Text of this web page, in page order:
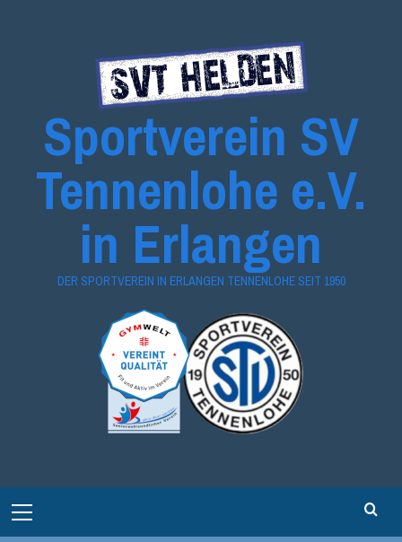
Sportverein SV
Tennenlohe e.V.
in Erlangen
DER SPORTVEREIN IN ERLANGEN TENNENLOHE SEIT 1950
Menu